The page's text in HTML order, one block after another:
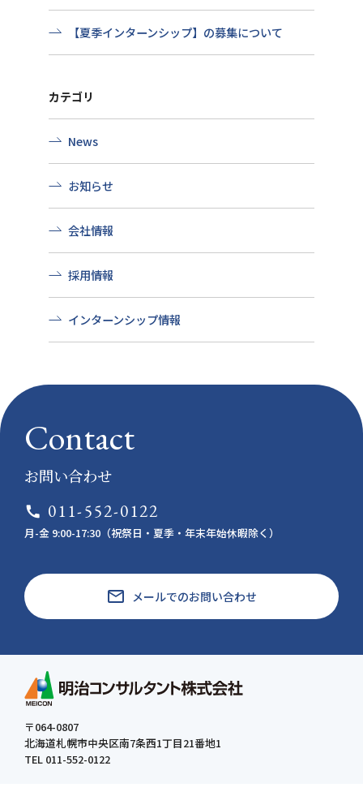
【夏季インターンシップ】の募集について
カテゴリ
News
お知らせ
会社情報
採用情報
インターンシップ情報
Contact
お問い合わせ
call 011-552-0122
月-金 9:00-17:30（祝祭日・夏季・年末年始休暇除く）
email メールでのお問い合わせ
〒064-0807
北海道札幌市中央区南7条西1丁目21番地1
TEL 011-552-0122